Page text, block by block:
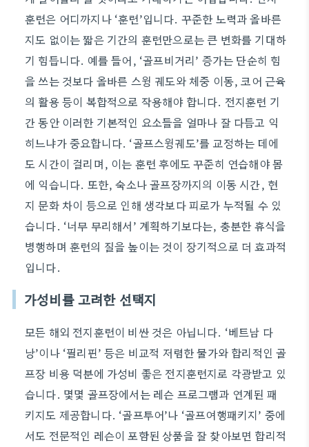
훈련은 어디까지나 ‘훈련’입니다. 꾸준한 노력과 올바른
지도 없이는 짧은 기간의 훈련만으로는 큰 변화를 기대하
기 힘듭니다. 예를 들어, ‘골프비거리’ 증가는 단순히 힘
을 쓰는 것보다 올바른 스윙 궤도와 체중 이동, 코어 근육
의 활용 등이 복합적으로 작용해야 합니다. 전지훈련 기
간 동안 이러한 기본적인 요소들을 얼마나 잘 다듬고 익
히느냐가 중요합니다. ‘골프스윙궤도’를 교정하는 데에
도 시간이 걸리며, 이는 훈련 후에도 꾸준히 연습해야 몸
에 익습니다. 또한, 숙소나 골프장까지의 이동 시간, 현
지 문화 차이 등으로 인해 생각보다 피로가 누적될 수 있
습니다. ‘너무 무리해서’ 계획하기보다는, 충분한 휴식을
병행하며 훈련의 질을 높이는 것이 장기적으로 더 효과적
입니다.
가성비를 고려한 선택지
모든 해외 전지훈련이 비싼 것은 아닙니다. ‘베트남 다
낭’이나 ‘필리핀’ 등은 비교적 저렴한 물가와 합리적인 골
프장 비용 덕분에 가성비 좋은 전지훈련지로 각광받고 있
습니다. 몇몇 골프장에서는 레슨 프로그램과 연계된 패
키지도 제공합니다. ‘골프투어’나 ‘골프여행패키지’ 중에
서도 전문적인 레슨이 포함된 상품을 잘 찾아보면 합리적